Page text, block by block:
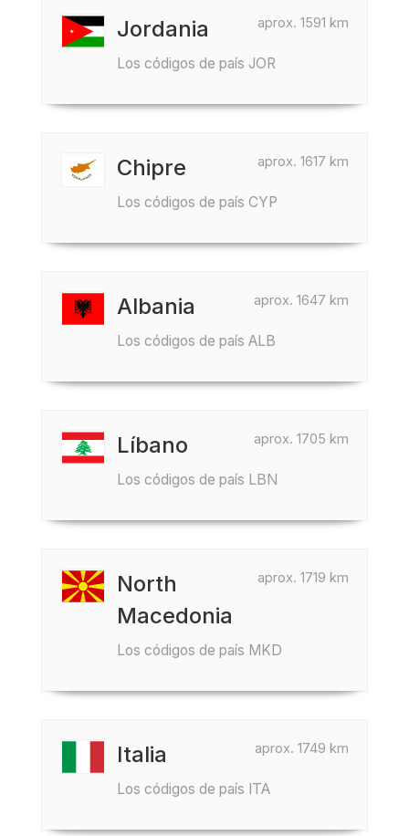
aprox. 1591 km
Jordania
Los códigos de país JOR
aprox. 1617 km
Chipre
Los códigos de país CYP
aprox. 1647 km
Albania
Los códigos de país ALB
aprox. 1705 km
Líbano
Los códigos de país LBN
aprox. 1719 km
North
Macedonia
Los códigos de país MKD
aprox. 1749 km
Italia
Los códigos de país ITA